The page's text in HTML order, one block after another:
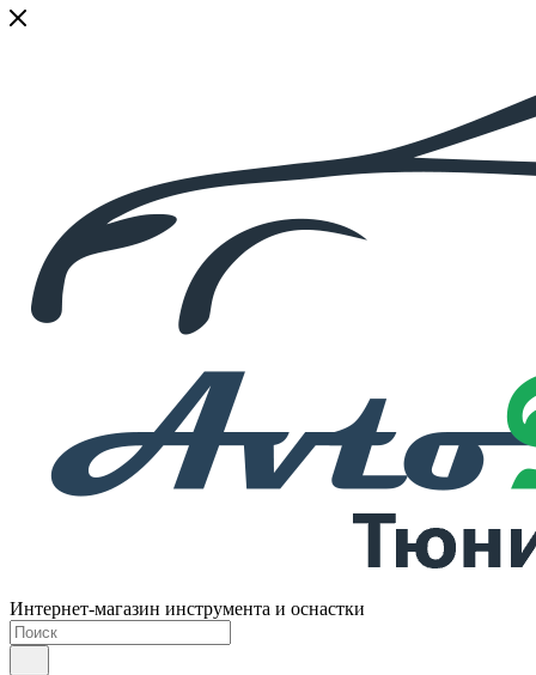
Интернет-магазин инструмента и оснастки